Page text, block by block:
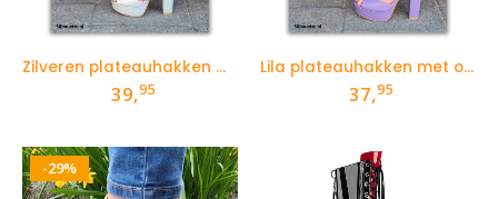
Zilveren plateauhakken met open teen en bandje
39,95
Lila plateauhakken met open teen en bandje
37,95
-29%